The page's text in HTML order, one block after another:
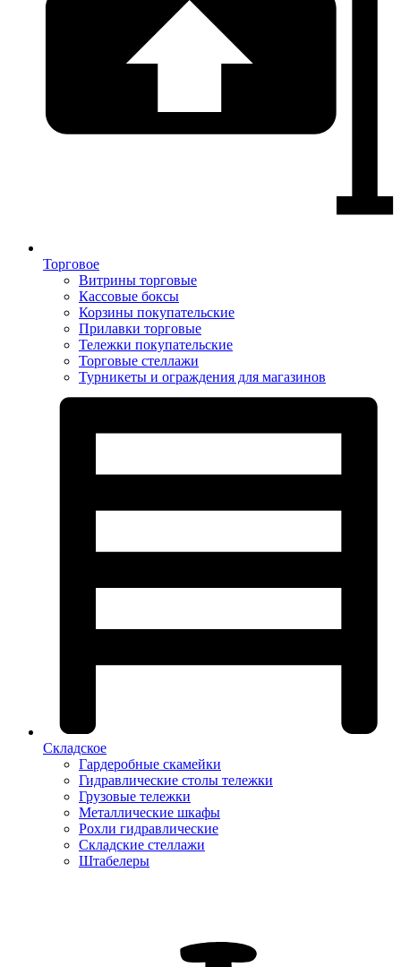
Торговое
Витрины торговые
Кассовые боксы
Корзины покупательские
Прилавки торговые
Тележки покупательские
Торговые стеллажи
Турникеты и ограждения для магазинов
Складское
Гардеробные скамейки
Гидравлические столы тележки
Грузовые тележки
Металлические шкафы
Рохли гидравлические
Складские стеллажи
Штабелеры